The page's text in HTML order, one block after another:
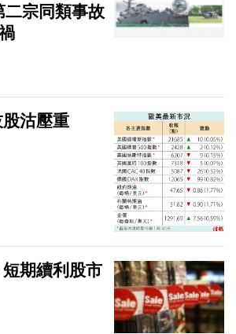
二宗同類事故
沽壓重
期續利股市